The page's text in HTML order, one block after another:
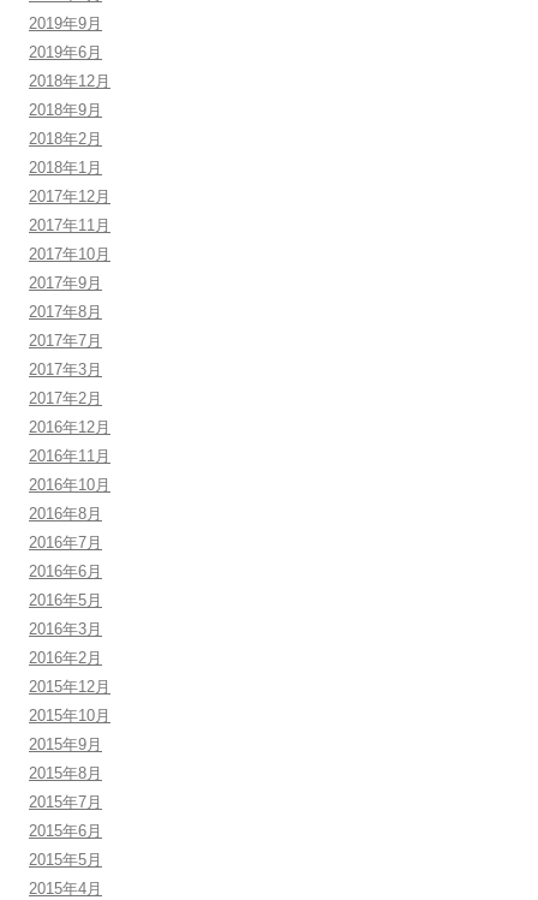
2019年9月
2019年6月
2018年12月
2018年9月
2018年2月
2018年1月
2017年12月
2017年11月
2017年10月
2017年9月
2017年8月
2017年7月
2017年3月
2017年2月
2016年12月
2016年11月
2016年10月
2016年8月
2016年7月
2016年6月
2016年5月
2016年3月
2016年2月
2015年12月
2015年10月
2015年9月
2015年8月
2015年7月
2015年6月
2015年5月
2015年4月